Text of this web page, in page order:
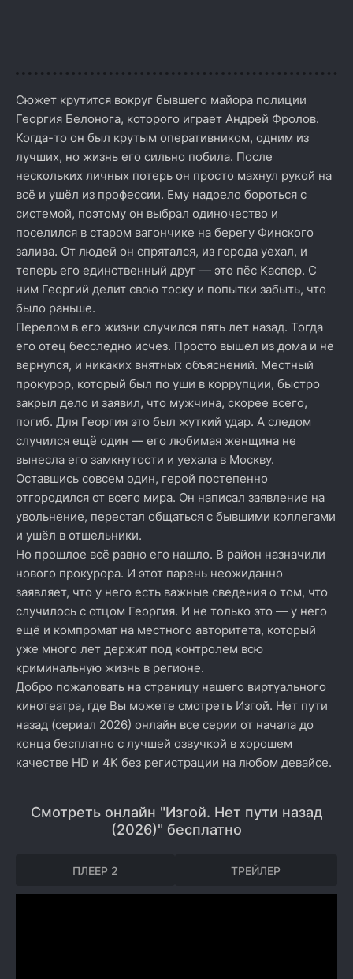
Сюжет крутится вокруг бывшего майора полиции
Георгия Белонога, которого играет Андрей Фролов.
Когда-то он был крутым оперативником, одним из
лучших, но жизнь его сильно побила. После
нескольких личных потерь он просто махнул рукой на
всё и ушёл из профессии. Ему надоело бороться с
системой, поэтому он выбрал одиночество и
поселился в старом вагончике на берегу Финского
залива. От людей он спрятался, из города уехал, и
теперь его единственный друг — это пёс Каспер. С
ним Георгий делит свою тоску и попытки забыть, что
было раньше.
Перелом в его жизни случился пять лет назад. Тогда
его отец бесследно исчез. Просто вышел из дома и не
вернулся, и никаких внятных объяснений. Местный
прокурор, который был по уши в коррупции, быстро
закрыл дело и заявил, что мужчина, скорее всего,
погиб. Для Георгия это был жуткий удар. А следом
случился ещё один — его любимая женщина не
вынесла его замкнутости и уехала в Москву.
Оставшись совсем один, герой постепенно
отгородился от всего мира. Он написал заявление на
увольнение, перестал общаться с бывшими коллегами
и ушёл в отшельники.
Но прошлое всё равно его нашло. В район назначили
нового прокурора. И этот парень неожиданно
заявляет, что у него есть важные сведения о том, что
случилось с отцом Георгия. И не только это — у него
ещё и компромат на местного авторитета, который
уже много лет держит под контролем всю
криминальную жизнь в регионе.
Добро пожаловать на страницу нашего виртуального
кинотеатра, где Вы можете смотреть Изгой. Нет пути
назад (сериал 2026) онлайн все серии от начала до
конца бесплатно с лучшей озвучкой в хорошем
качестве HD и 4K без регистрации на любом девайсе.
Смотреть онлайн "Изгой. Нет пути назад
(2026)" бесплатно
ПЛЕЕР 2 ТРЕЙЛЕР